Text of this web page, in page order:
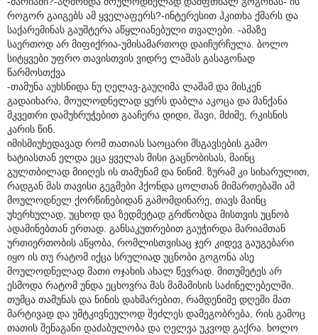
როგორ გაიგებს ამ ყველაფერს?-ინტერესით ჰკითხა ქმარს და
საქარემინას გაუშტერა აწყლიანებული თვალები. -ამაზე
საერთოდ არ მიფიქრია-უმისამართოდ დაიჩურჩულა. ბოლო
სიტყვები უფრო თავისთვის ვიდრე ლაშას გასაგონად
წარმოსთქვა
-თამუნა აუხსნიდა ნუ ღელავ-გაუღიმა ლაშამ და მისკენ
გადაიხარა, მოულოდნელად ყურს დაბლა აკოცა და მანქანა
მკვეთრი დამუხრუჭებით გააჩერა დიდი, შავი, მძიმე, რკისნის
კარის წინ.
იმისმიუხედავად რომ თათიას საოცარი მსგავსების გამო
ხატიასთან ელდა ეცა ყველას მისი გაცნობისას, მაინც
გულთბილად მიიღეს ის თამუნამ და ნინიმ. ზურამ კი სიხარულით,
რადგან მას თავისი გეგმები ჰქონდა ცოლთან მიმართებაში ამ
მოულოდნელ ქორწინებიდან გამომდინარე, თავს მაინც
უხერხულად, უცხოდ და ზედმეტად გრძნობდა მისთვის უცნობ
ადამინებთან ერთად. განსაკუთრებით გაუჭირდა მარიამთან
ურთიერთობის აწყობა, რომლისთვისაც ჯერ კიდევ გაუგებარი
იყო ის თუ რატომ იქცა სრულიად უცნობი გოგონა ასე
მოულოდნელად მათი ოჯახის ახალ წევრად. მითუმეტეს არ
ესმოდა რატომ უნდა ეცხოვრა მას მამამისის საძინელებელში.
თუმცა თამუნას და ნინის დახმარებით, რამდენიმე დღეში მათ
მარტივად და უმტკივნეულოდ შეძლეს დამეგობრება, რის გამოც
თათის შენაგანი დაძაბულობა და ღელვა უკვოდ გაქრა. ხოლო